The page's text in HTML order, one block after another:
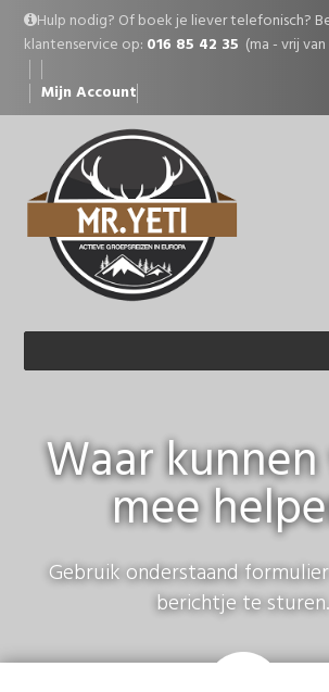
Hulp nodig? Of boek je liever telefonisch?
klantenservice op: 016 85 42 35 (ma - vrij
Mijn Account
Waar
mee
Gebruik onderstaand
berichtje te sturen.